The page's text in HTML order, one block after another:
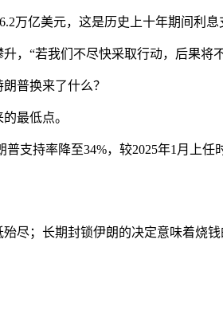
亿美元，这是历史上十年期间利息
“若我们不尽快采取行动，后果将不
普换来了什么？
最低点。
持率降至34%，较2025年1月上任
；长期封锁伊朗的决定意味着烧钱